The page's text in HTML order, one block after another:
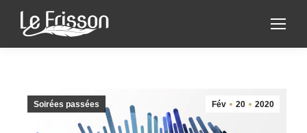
Fév 20 2020
Soirées passées